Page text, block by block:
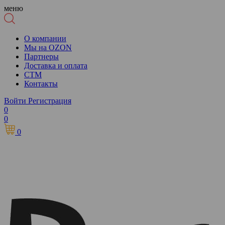
меню
О компании
Мы на OZON
Партнеры
Доставка и оплата
СТМ
Контакты
Войти Регистрация
0
0
0